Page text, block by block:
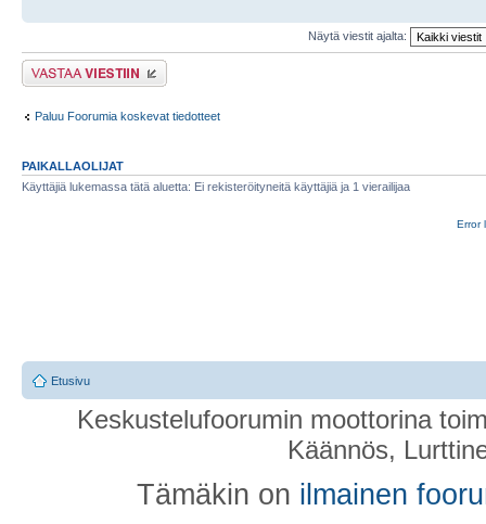
Näytä viestit ajalta:
Lähetä vastaus
Paluu Foorumia koskevat tiedotteet
PAIKALLAOLIJAT
Käyttäjiä lukemassa tätä aluetta: Ei rekisteröityneitä käyttäjiä ja 1 vierailijaa
Error
Etusivu
Keskustelufoorumin moottorina
Käännös,
Tämäkin on ilmainen